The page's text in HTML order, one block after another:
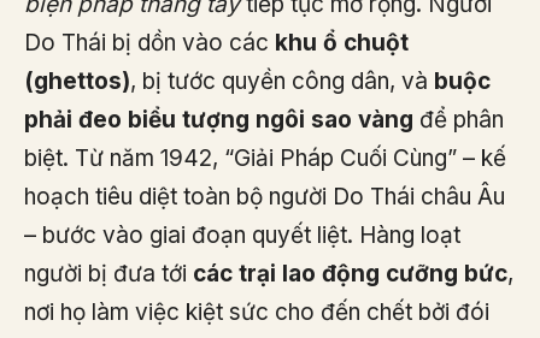
Do Thái bị dồn vào các khu ổ chuột
(ghettos), bị tước quyền công dân, và buộc
phải đeo biểu tượng ngôi sao vàng để phân
biệt. Từ năm 1942, “Giải Pháp Cuối Cùng” – kế
hoạch tiêu diệt toàn bộ người Do Thái châu Âu
– bước vào giai đoạn quyết liệt. Hàng loạt
người bị đưa tới các trại lao động cưỡng bức,
nơi họ làm việc kiệt sức cho đến chết bởi đói